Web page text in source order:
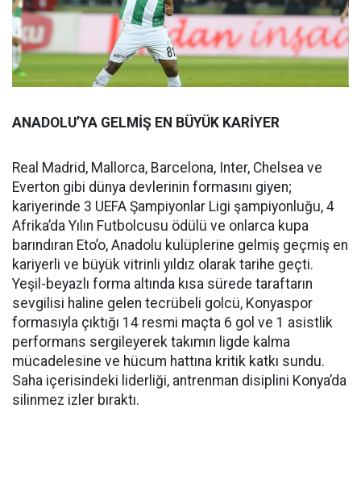
ANADOLU’YA GELMİŞ EN BÜYÜK KARİYER
Real Madrid, Mallorca, Barcelona, Inter, Chelsea ve
Everton gibi dünya devlerinin formasını giyen;
kariyerinde 3 UEFA Şampiyonlar Ligi şampiyonluğu, 4
Afrika’da Yılın Futbolcusu ödülü ve onlarca kupa
barındıran Eto’o, Anadolu kulüplerine gelmiş geçmiş en
kariyerli ve büyük vitrinli yıldız olarak tarihe geçti.
Yeşil-beyazlı forma altında kısa sürede taraftarın
sevgilisi haline gelen tecrübeli golcü, Konyaspor
formasıyla çıktığı 14 resmi maçta 6 gol ve 1 asistlik
performans sergileyerek takımın ligde kalma
mücadelesine ve hücum hattına kritik katkı sundu.
Saha içerisindeki liderliği, antrenman disiplini Konya’da
silinmez izler bıraktı.